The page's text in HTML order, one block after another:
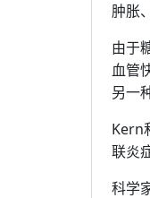
肿胀
由于
血管
另一
Kern
联炎
科学